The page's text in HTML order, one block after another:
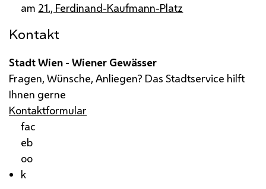
am 21., Ferdinand-Kaufmann-Platz
Kontakt
Stadt Wien - Wiener Gewässer
Fragen, Wünsche, Anliegen? Das Stadtservice hilft
Ihnen gerne
Kontaktformular
fac
eb
oo
k